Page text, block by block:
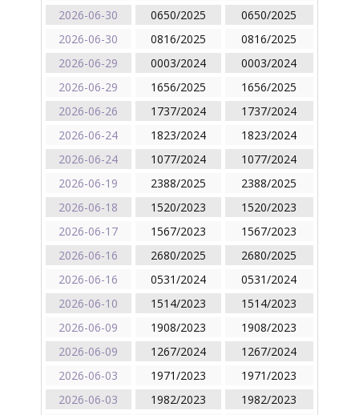
2026-06-30
0650/2025
0650/2025
2026-06-30
0816/2025
0816/2025
2026-06-29
0003/2024
0003/2024
2026-06-29
1656/2025
1656/2025
2026-06-26
1737/2024
1737/2024
2026-06-24
1823/2024
1823/2024
2026-06-24
1077/2024
1077/2024
2026-06-19
2388/2025
2388/2025
2026-06-18
1520/2023
1520/2023
2026-06-17
1567/2023
1567/2023
2026-06-16
2680/2025
2680/2025
2026-06-16
0531/2024
0531/2024
2026-06-10
1514/2023
1514/2023
2026-06-09
1908/2023
1908/2023
2026-06-09
1267/2024
1267/2024
2026-06-03
1971/2023
1971/2023
2026-06-03
1982/2023
1982/2023